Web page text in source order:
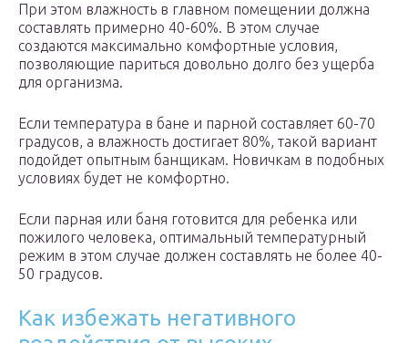
При этом влажность в главном помещении должна
составлять примерно 40-60%. В этом случае
создаются максимально комфортные условия,
позволяющие париться довольно долго без ущерба
для организма.
Если температура в бане и парной составляет 60-70
градусов, а влажность достигает 80%, такой вариант
подойдет опытным банщикам. Новичкам в подобных
условиях будет не комфортно.
Если парная или баня готовится для ребенка или
пожилого человека, оптимальный температурный
режим в этом случае должен составлять не более 40-
50 градусов.
Как избежать негативного